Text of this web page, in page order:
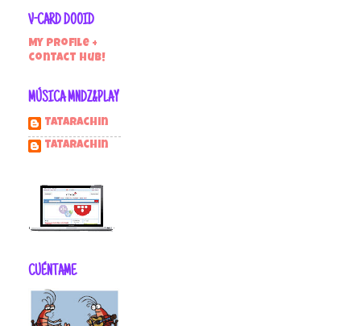
V-CARD DOOID
My profile +
contact hub!
MÚSICA MNDZ&PLAY
Tatarachin
tatarachin
CUÉNTAME